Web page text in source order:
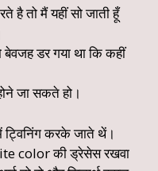
है तो मैं यहीं सो जाती हूँ
बेवजह डर गया था कि कहीं
जा सकते हो।
ट्विनिंग करके जाते थें।
color की ड्रेसेस रखवा